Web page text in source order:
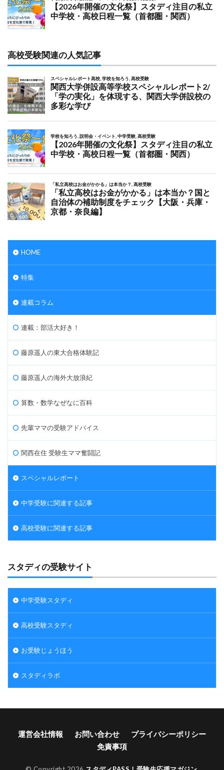
高校受験関連の人気記事
HOME
特集
連載コラム
連載：部活大好き！
藤原遥人の東大合格体験記
藤原遥人の海外大放浪紀
算数・数学なぜなに百科
先輩ママの受験アドバイス
関西在住 受験生ママ奮闘記
スペシャルレポート
中学受験に関連する記事
高校受験に関連する記事
スタディの受験サイト
中学受験スタディ
高校受験スタディ
お受験じょうほう
スタディラボ
運営会社情報 お問い合わせ
プライバシーポリシー
免責事項